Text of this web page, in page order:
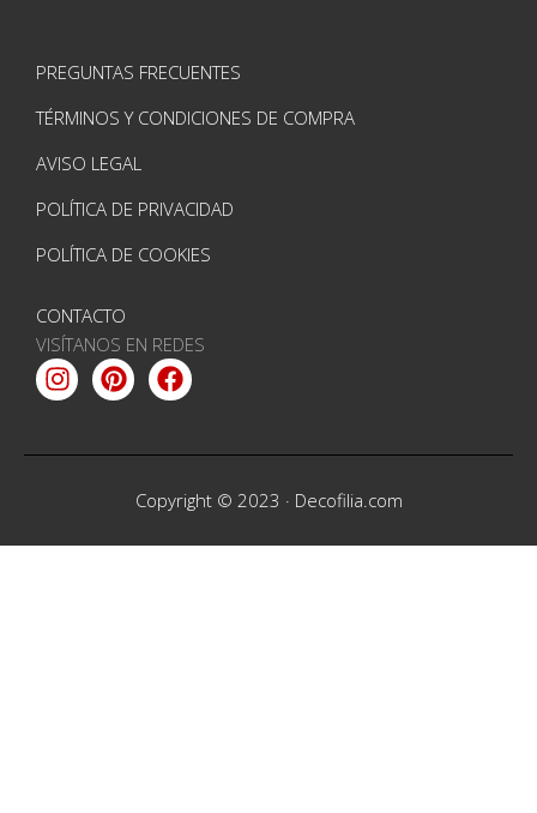
PREGUNTAS FRECUENTES
TÉRMINOS Y CONDICIONES DE COMPRA
AVISO LEGAL
POLÍTICA DE PRIVACIDAD
POLÍTICA DE COOKIES
CONTACTO
VISÍTANOS EN REDES
Instagram
PinterestFacebook
Copyright © 2023 · Decofilia.com